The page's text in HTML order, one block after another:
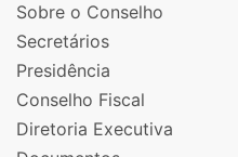
Sobre o Conselho
Secretários
Presidência
Conselho Fiscal
Diretoria Executiva